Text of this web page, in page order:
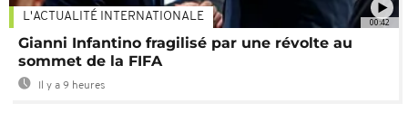
00:42
L'ACTUALITÉ INTERNATIONALE
Gianni Infantino fragilisé par une révolte au
sommet de la FIFA
Il y a 9 heures